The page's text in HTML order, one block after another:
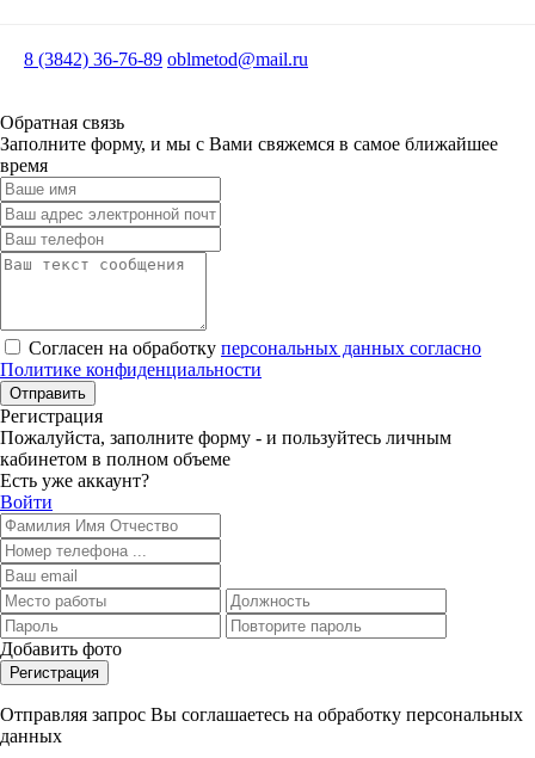
8 (3842) 36-76-89 oblmetod@mail.ru
Обратная связь
Заполните форму, и мы с Вами свяжемся в самое ближайшее
время
Согласен на обработку персональных данных согласно
Политике конфиденциальности
Отправить
Регистрация
Пожалуйста, заполните форму - и пользуйтесь личным
кабинетом в полном объеме
Есть уже аккаунт?
Войти
Добавить фото
Регистрация
Отправляя запрос Вы соглашаетесь на обработку персональных
данных